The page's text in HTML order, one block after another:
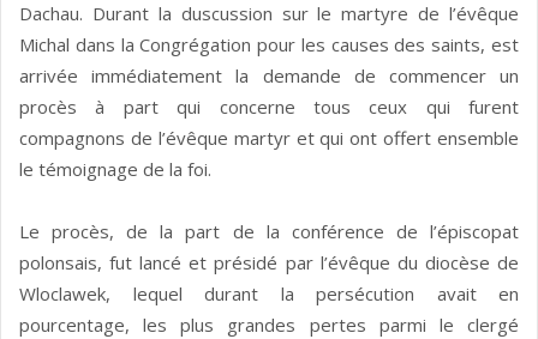
Dachau. Durant la duscussion sur le martyre de l’évêque
Michal dans la Congrégation pour les causes des saints, est
arrivée immédiatement la demande de commencer un
procès à part qui concerne tous ceux qui furent
compagnons de l’évêque martyr et qui ont offert ensemble
le témoignage de la foi.
Le procès, de la part de la conférence de l’épiscopat
polonsais, fut lancé et présidé par l’évêque du diocèse de
Wloclawek, lequel durant la persécution avait en
pourcentage, les plus grandes pertes parmi le clergé